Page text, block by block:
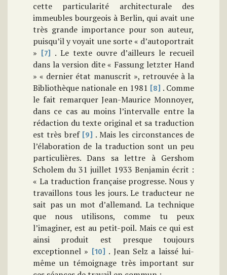
cette particularité architecturale des
immeubles bourgeois à Berlin, qui avait une
très grande importance pour son auteur,
puisqu’il y voyait une sorte « d’autoportrait
»
[7]
. Le texte ouvre d’ailleurs le recueil
dans la version dite « Fassung letzter Hand
» « dernier état manuscrit », retrouvée à la
Bibliothèque nationale en 1981 [8] . Comme
le fait remarquer Jean-Maurice Monnoyer,
dans ce cas au moins l’intervalle entre la
rédaction du texte original et sa traduction
est très bref [9] . Mais les circonstances de
l’élaboration de la traduction sont un peu
particulières. Dans sa lettre à Gershom
Scholem du 31 juillet 1933 Benjamin écrit :
« La traduction française progresse. Nous y
travaillons tous les jours. Le traducteur ne
sait pas un mot d’allemand. La technique
que nous utilisons, comme tu peux
l’imaginer, est au petit-poil. Mais ce qui est
ainsi produit est presque toujours
exceptionnel »
[10] . Jean Selz a laissé lui-
même un témoignage très important sur